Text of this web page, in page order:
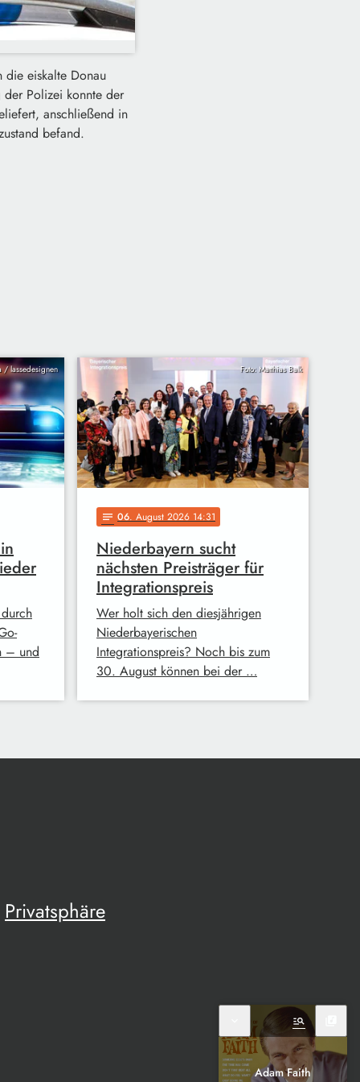
eiskalte Donau
der Polizei konnte der
anschließend in
befand.
/ lassedesignen
– und
Foto: Matthias Balk
notes 06. August 2026 14:31
Niederbayern sucht
nächsten Preisträger für
Integrationspreis
Wer holt sich den diesjährigen
Niederbayerischen
Integrationspreis? Noch bis zum
30. August können bei der …
Privatsphäre
manage_search
Adam Faith